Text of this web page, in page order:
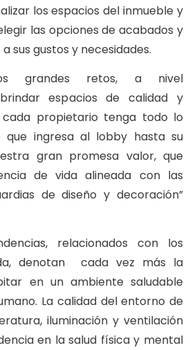
los espacios del inmueble y
las opciones de acabados y
sus gustos y necesidades.
grandes retos, a nivel
espacios de calidad y
propietario tenga todo lo
que ingresa al lobby hasta su
gran promesa valor, que
de vida alineada con las
de diseño y decoración”
relacionados con los
denotan cada vez más la
en un ambiente saludable
La calidad del entorno de
iluminación y ventilación
en la salud física y mental